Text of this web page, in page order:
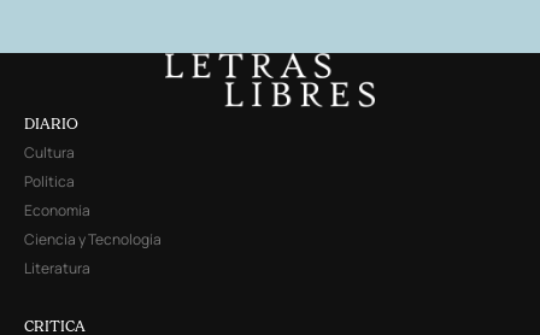
DIARIO
Cultura
Política
Economía
Ciencia y Tecnología
Literatura
CRITICA